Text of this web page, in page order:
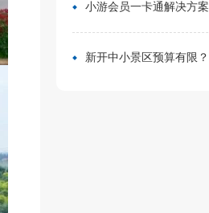
小游会员一卡通解决方案：消费游玩更省心！
新开中小景区预算有限？分 3 阶段搭建售检票系统，小游票务轻量化方案直接落地